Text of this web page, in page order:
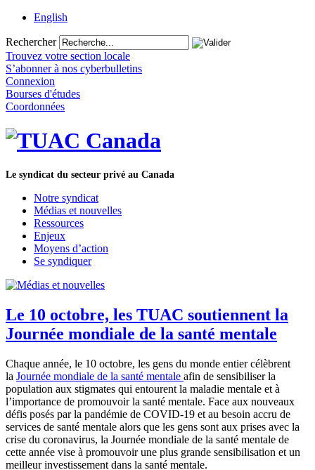
English
Rechercher
Trouvez votre section locale
S’abonner à nos cyberbulletins
Connexion
Bourses d'études
Coordonnées
Le syndicat du secteur privé au Canada
Notre syndicat
Médias et nouvelles
Ressources
Enjeux
Moyens d’action
Se syndiquer
Le 10 octobre, les TUAC soutiennent la
Journée mondiale de la santé mentale
Chaque année, le 10 octobre, les gens du monde entier célèbrent
la Journée mondiale de la santé mentale afin de sensibiliser la
population aux stigmates qui entourent la maladie mentale et à
l’importance de promouvoir la santé mentale. Face aux nouveaux
défis posés par la pandémie de COVID‑19 et au besoin accru de
services de santé mentale alors que les gens sont aux prises avec la
crise du coronavirus, la Journée mondiale de la santé mentale de
cette année vise à promouvoir une plus grande sensibilisation et un
meilleur investissement dans la santé mentale.